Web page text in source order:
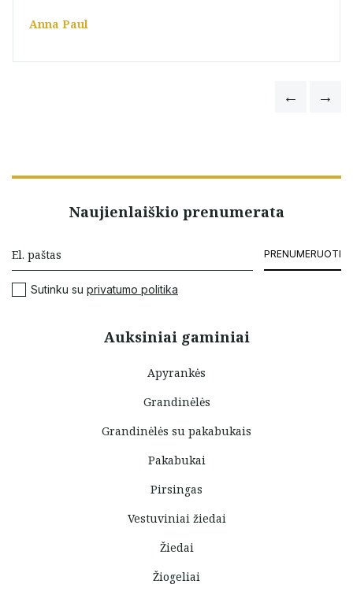
Anna Paul
Auksiniai gaminiai
Apyrankės
Grandinėlės
Grandinėlės su pakabukais
Pakabukai
Pirsingas
Vestuviniai žiedai
Žiedai
Žiogeliai
Naujienlaiškio prenumerata
PRENUMERUOTI
Sutinku su privatumo politika